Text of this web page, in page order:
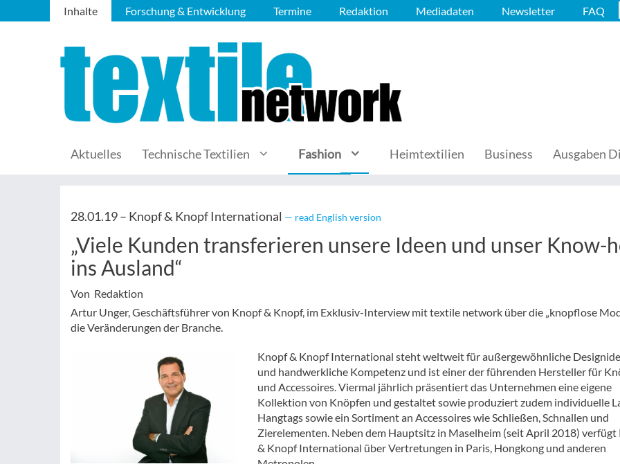
Inhalte Forschung & Entwicklung Termine Redaktion Mediadaten Newsletter FAQ
Aktuelles Technische Textilien Fashion Heimtextilien Business Ausgaben
28.01.19 – Knopf & Knopf International — read English version
„Viele Kunden transferieren unsere Ideen und unser Know-
ins Ausland“
Von Redaktion
Artur Unger, Geschäftsführer von Knopf & Knopf, im Exklusiv-Interview mit textile network über die „knopflose
die Veränderungen der Branche.
Knopf & Knopf International steht weltweit für außergewöhnliche
und handwerkliche Kompetenz und ist einer der führenden Hersteller für
und Accessoires. Viermal jährlich präsentiert das Unternehmen eine eigene
Kollektion von Knöpfen und gestaltet sowie produziert zudem individuelle
Hangtags sowie ein Sortiment an Accessoires wie Schließen, Schnallen und
Zierelementen. Neben dem Hauptsitz in Maselheim (seit April 2018) verfügt
& Knopf International über Vertretungen in Paris, Hongkong und anderen